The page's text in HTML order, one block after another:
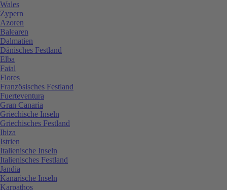
Wales
Zypern
Azoren
Balearen
Dalmatien
Dänisches Festland
Elba
Faial
Flores
Französisches Festland
Fuerteventura
Gran Canaria
Griechische Inseln
Griechisches Festland
Ibiza
Istrien
Italienische Inseln
Italienisches Festland
Jandia
Kanarische Inseln
Karpathos